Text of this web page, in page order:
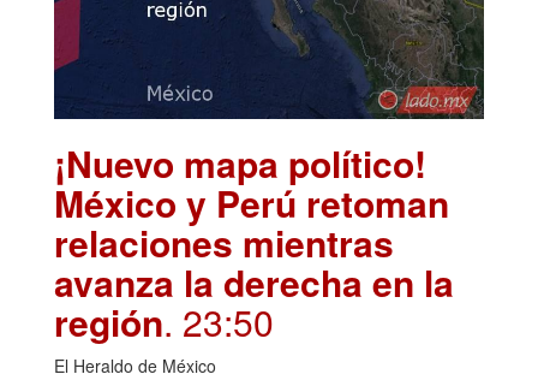
¡Nuevo mapa político!
México y Perú retoman
relaciones mientras
avanza la derecha en la
región. 23:50
El Heraldo de México